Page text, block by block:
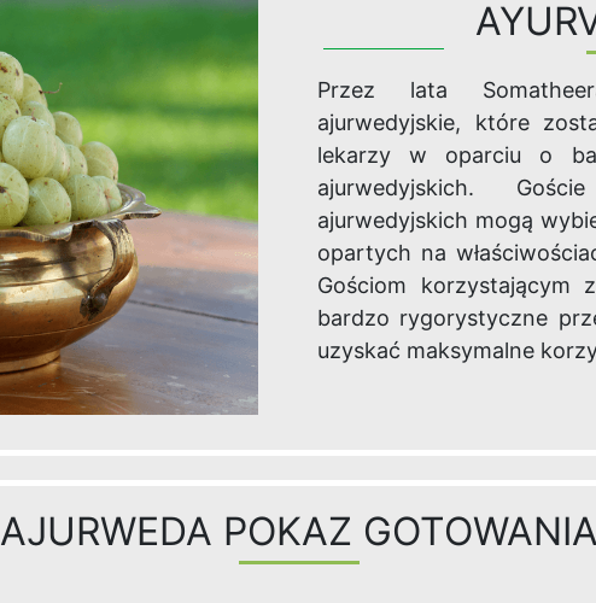
Przez lata
ajurwedyjskie, które
lekarzy w oparciu o
ajurwedyjskich.
ajurwedyjskich mogą
opartych na
Gościom korzystającym
bardzo rygorystyczne
uzyskać maksymalne
AJURWEDA POKAZ GOTOWANIA